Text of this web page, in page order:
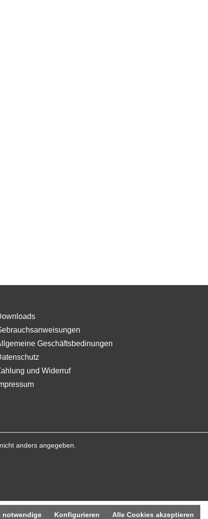
Geschäftsbedinungen
und Widerruf
anders angegeben.
notwendige Konfigurieren Alle Cookies akzeptieren